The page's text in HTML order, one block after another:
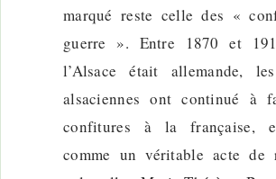
marqué reste celle des «
guerre ». Entre 1870 et
l’Alsace était allemande,
alsaciennes ont continué à
confitures à la française,
comme un véritable acte de